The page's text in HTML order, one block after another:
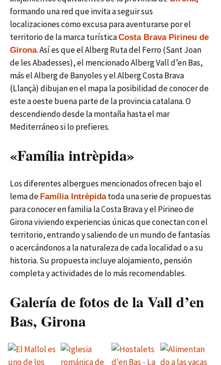
formando una red que invita a seguir sus
localizaciones como excusa para aventurarse por el
territorio de la marca turísticaCosta Brava Pirineu de
Girona. Así es que el Alberg Ruta del Ferro (Sant Joan
de les Abadesses), el mencionado Alberg Vall d’en Bas,
más el Alberg de Banyoles y el Alberg Costa Brava
(Llançà) dibujan en el mapa la posibilidad de conocer de
este a oeste buena parte de la provincia catalana. O
descendiendo desde la montaña hasta el mar
Mediterráneo si lo prefieres.
«Família intrèpida»
Los diferentes albergues mencionados ofrecen bajo el
lema de Família Intrèpidatoda una serie de propuestas
para conocer en familia la Costa Brava y el Pirineo de
Girona viviendo experiencias únicas que conectan con el
territorio, entrando y saliendo de un mundo de fantasías
o acercándonos a la naturaleza de cada localidad o a su
historia. Su propuesta incluye alojamiento, pensión
completa y actividades de lo más recomendables.
Galería de fotos de la Vall d’en
Bas, Girona